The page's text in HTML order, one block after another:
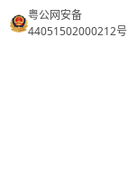
粤公网安备
44051502000212号